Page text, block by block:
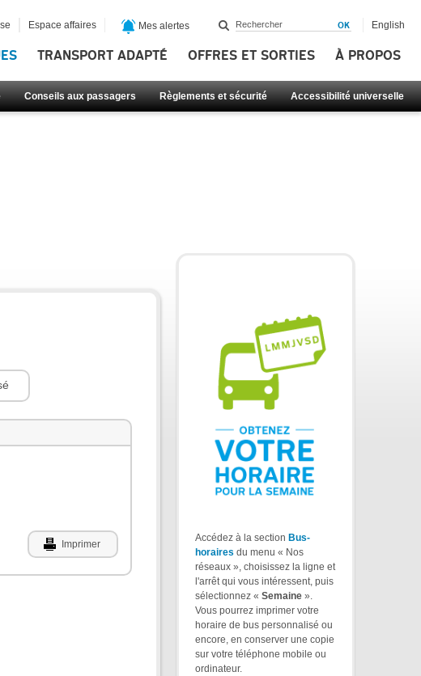
TRANSPORT ADAPTÉ OFFRES ET SORTIES À PROPOS
Conseils aux passagers Règlements et sécurité Accessibilité universelle
Espace affaires Mes alertes English
Imprimer
Accédez à la section Bus-
horaires du menu « Nos
réseaux », choisissez la ligne et
l'arrêt qui vous intéressent, puis
sélectionnez « Semaine ».
Vous pourrez imprimer votre
horaire de bus personnalisé ou
encore, en conserver une copie
sur votre téléphone mobile ou
ordinateur.